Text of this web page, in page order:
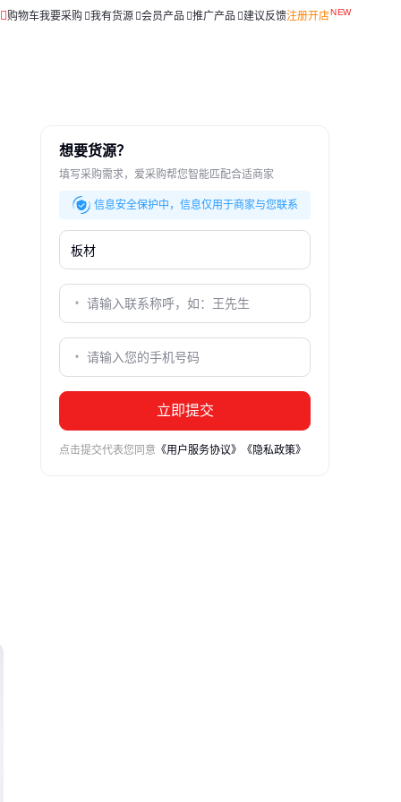
购物车我要采购 我有货源 会员产品 推广产品 建议反馈注册开店
想要货源？
填写采购需求，爱采购帮您智能匹配合适商家
信息安全保护中，信息仅用于商家与您联系
立即提交
点击提交代表您同意 《用户服务协议》 《隐私政策》